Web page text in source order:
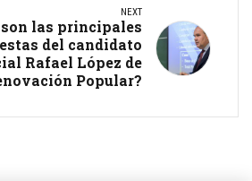
NEXT
son las principales
del candidato
Rafael López de
Popular?